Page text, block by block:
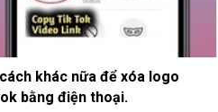
khác nữa để xóa logo
bằng điện thoại.